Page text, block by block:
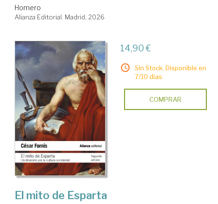
Homero
Alianza Editorial. Madrid, 2026
14,90 €
Sin Stock. Disponible en
7/10 días.
COMPRAR
El mito de Esparta